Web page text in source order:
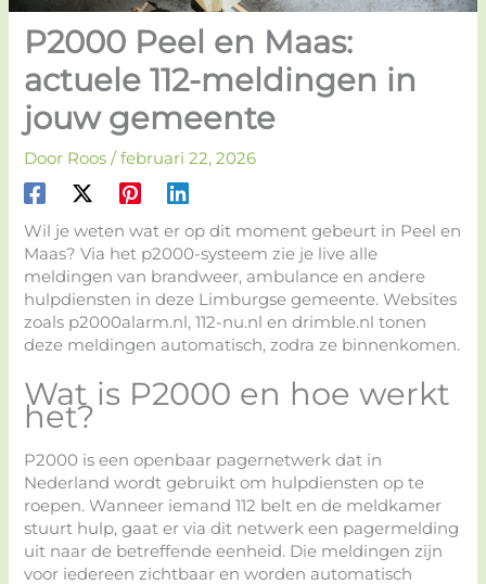
P2000 Peel en Maas:
actuele 112-meldingen in
jouw gemeente
Door Roos/februari 22, 2026
Wil je weten wat er op dit moment gebeurt in Peel en
Maas? Via het p2000-systeem zie je live alle
meldingen van brandweer, ambulance en andere
hulpdiensten in deze Limburgse gemeente. Websites
zoals p2000alarm.nl, 112-nu.nl en drimble.nl tonen
deze meldingen automatisch, zodra ze binnenkomen.
Wat is P2000 en hoe werkt
het?
P2000 is een openbaar pagernetwerk dat in
Nederland wordt gebruikt om hulpdiensten op te
roepen. Wanneer iemand 112 belt en de meldkamer
stuurt hulp, gaat er via dit netwerk een pagermelding
uit naar de betreffende eenheid. Die meldingen zijn
voor iedereen zichtbaar en worden automatisch